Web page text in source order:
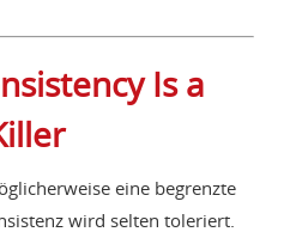
Is a
eine begrenzte
wird selten toleriert.